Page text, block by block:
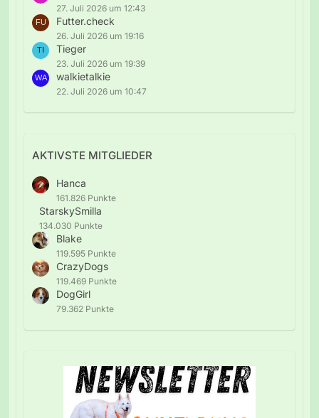
27. Juli 2026 um 12:43
Futter.check
26. Juli 2026 um 19:16
Tieger
23. Juli 2026 um 19:39
walkietalkie
22. Juli 2026 um 10:47
AKTIVSTE MITGLIEDER
Hanca
161.826 Punkte
StarskySmilla
134.030 Punkte
Blake
119.595 Punkte
CrazyDogs
119.469 Punkte
DogGirl
79.362 Punkte